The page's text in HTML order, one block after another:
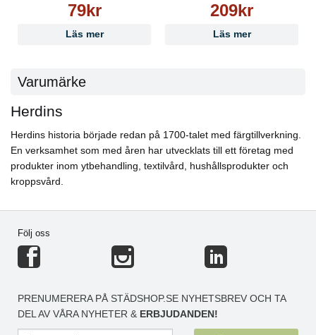
79kr
Läs mer
209kr
Läs mer
Varumärke
Herdins
Herdins historia började redan på 1700-talet med färgtillverkning.
En verksamhet som med åren har utvecklats till ett företag med
produkter inom ytbehandling, textilvård, hushållsprodukter och
kroppsvård.
Följ oss
PRENUMERERA PÅ STÄDSHOP.SE NYHETSBREV OCH TA
DEL AV VÅRA NYHETER & ERBJUDANDEN!